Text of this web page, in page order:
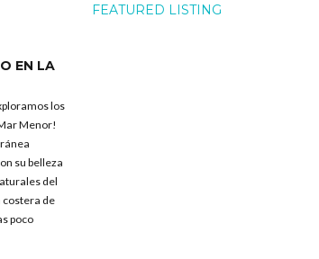
EN LA
los
Menor!
su belleza
del
costera de
poco
FEATURED LISTING